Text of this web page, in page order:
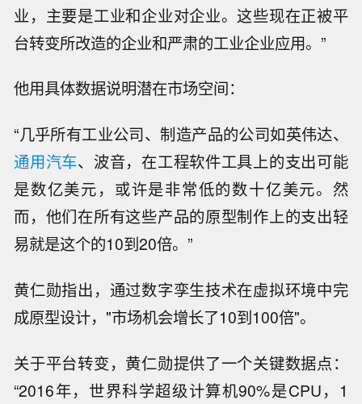
业，主要是工业和企业对企业。这些现在正被平
台转变所改造的企业和严肃的工业企业应用。”
他用具体数据说明潜在市场空间：
“几乎所有工业公司、制造产品的公司如英伟达、
通用汽车、波音，在工程软件工具上的支出可能
是数亿美元，或许是非常低的数十亿美元。然
而，他们在所有这些产品的原型制作上的支出轻
易就是这个的10到20倍。”
黄仁勋指出，通过数字孪生技术在虚拟环境中完
成原型设计，"市场机会增长了10到100倍"。
关于平台转变，黄仁勋提供了一个关键数据点：
“2016年，世界科学超级计算机90%是CPU，1